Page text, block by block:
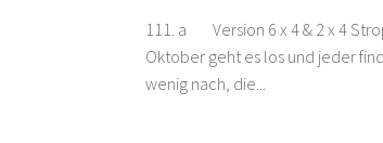
111. a Version 6 x 4 & 2 x 4
Oktober geht es los und jeder
wenig nach, die...